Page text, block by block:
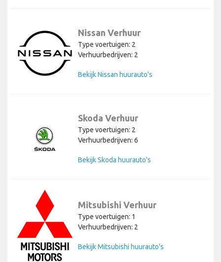
Nissan Verhuur
Type voertuigen: 2
Verhuurbedrijven: 2
Bekijk Nissan huurauto's
Skoda Verhuur
Type voertuigen: 2
Verhuurbedrijven: 6
Bekijk Skoda huurauto's
Mitsubishi Verhuur
Type voertuigen: 1
Verhuurbedrijven: 2
Bekijk Mitsubishi huurauto's